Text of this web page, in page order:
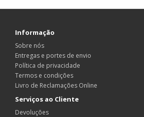
Informação
Sobre nós
Entregas e portes de envio
Política de privacidade
Termos e condições
Livro de Reclamações Online
Serviços ao Cliente
Devoluções